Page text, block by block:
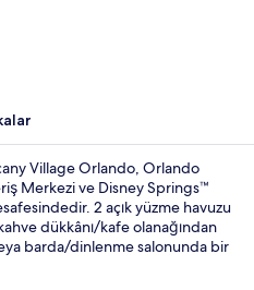
Village Orlando, Orlando
Merkezi ve Disney Springs™
2 açık yüzme havuzu
dükkânı/kafe olanağından
barda/dinlenme salonunda bir
ve mikrodalga fırın gibi